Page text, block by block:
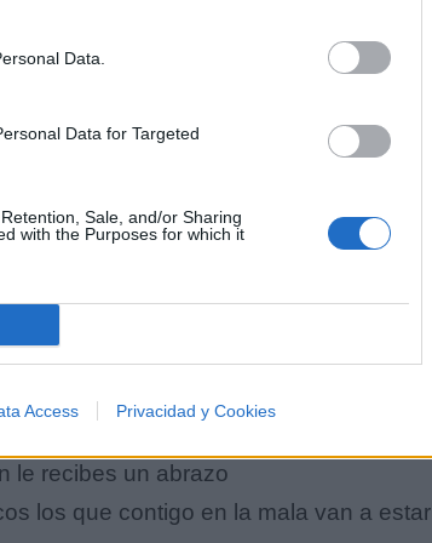
Data.
Data for Targeted
Sale, and/or Sharing
with the Purposes for which it
Access Privacidad y Cookies
dímelo, bebê
hace tiempo oré por lo que hoy tengo
49, de donde vengo
fue, ella no confió en mi proceso
quiere estar con alguien de cero?
no la perdono
le recibes un abrazo
los que contigo en la mala van a estar